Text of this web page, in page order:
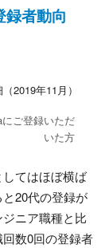
録者動向
ご登録いただ
いた方
てはほぼ横ば
20代の登録が
ニア職種と比
数0回の登録者